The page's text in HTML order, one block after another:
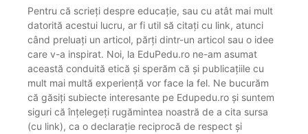
Pentru că scrieți despre educație, sau cu atât mai mult
datorită acestui lucru, ar fi util să citați cu link, atunci
când preluați un articol, părți dintr-un articol sau o idee
care v-a inspirat. Noi, la EduPedu.ro ne-am asumat
această conduită etică și sperăm că și publicațiile cu
mult mai multă experiență vor face la fel. Ne bucurăm
că găsiți subiecte interesante pe Edupedu.ro și suntem
siguri că înțelegeți rugămintea noastră de a cita sursa
(cu link), ca o declarație reciprocă de respect și